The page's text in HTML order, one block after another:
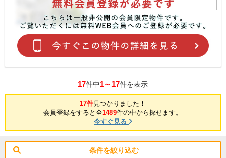
17件中1～17件を表示
17件見つかりました！
会員登録をすると全1489件の中から探せます。
今すぐ見る
条件を絞り込む